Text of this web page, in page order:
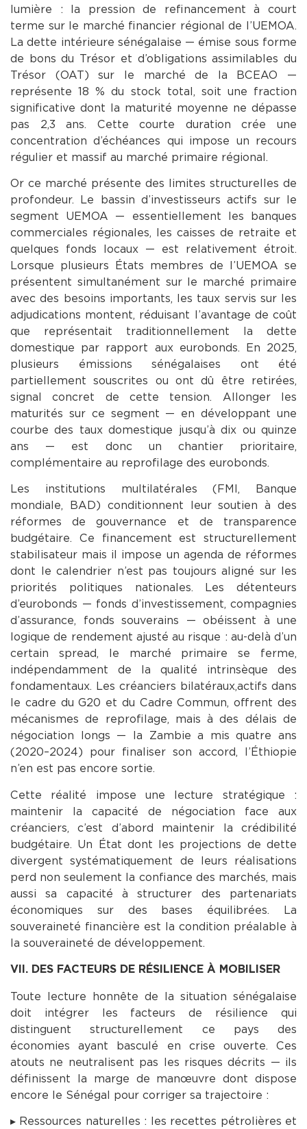
lumière : la pression de refinancement à court
terme sur le marché financier régional de l’UEMOA.
La dette intérieure sénégalaise — émise sous forme
de bons du Trésor et d’obligations assimilables du
Trésor (OAT) sur le marché de la BCEAO —
représente 18 % du stock total, soit une fraction
significative dont la maturité moyenne ne dépasse
pas 2,3 ans. Cette courte duration crée une
concentration d’échéances qui impose un recours
régulier et massif au marché primaire régional.
Or ce marché présente des limites structurelles de
profondeur. Le bassin d’investisseurs actifs sur le
segment UEMOA — essentiellement les banques
commerciales régionales, les caisses de retraite et
quelques fonds locaux — est relativement étroit.
Lorsque plusieurs États membres de l’UEMOA se
présentent simultanément sur le marché primaire
avec des besoins importants, les taux servis sur les
adjudications montent, réduisant l’avantage de coût
que représentait traditionnellement la dette
domestique par rapport aux eurobonds. En 2025,
plusieurs émissions sénégalaises ont été
partiellement souscrites ou ont dû être retirées,
signal concret de cette tension. Allonger les
maturités sur ce segment — en développant une
courbe des taux domestique jusqu’à dix ou quinze
ans — est donc un chantier prioritaire,
complémentaire au reprofilage des eurobonds.
Les institutions multilatérales (FMI, Banque
mondiale, BAD) conditionnent leur soutien à des
réformes de gouvernance et de transparence
budgétaire. Ce financement est structurellement
stabilisateur mais il impose un agenda de réformes
dont le calendrier n’est pas toujours aligné sur les
priorités politiques nationales. Les détenteurs
d’eurobonds — fonds d’investissement, compagnies
d’assurance, fonds souverains — obéissent à une
logique de rendement ajusté au risque : au-delà d’un
certain spread, le marché primaire se ferme,
indépendamment de la qualité intrinsèque des
fondamentaux. Les créanciers bilatéraux,actifs dans
le cadre du G20 et du Cadre Commun, offrent des
mécanismes de reprofilage, mais à des délais de
négociation longs — la Zambie a mis quatre ans
(2020–2024) pour finaliser son accord, l’Éthiopie
n’en est pas encore sortie.
Cette réalité impose une lecture stratégique :
maintenir la capacité de négociation face aux
créanciers, c’est d’abord maintenir la crédibilité
budgétaire. Un État dont les projections de dette
divergent systématiquement de leurs réalisations
perd non seulement la confiance des marchés, mais
aussi sa capacité à structurer des partenariats
économiques sur des bases équilibrées. La
souveraineté financière est la condition préalable à
la souveraineté de développement.
VII. DES FACTEURS DE RÉSILIENCE À MOBILISER
Toute lecture honnête de la situation sénégalaise
doit intégrer les facteurs de résilience qui
distinguent structurellement ce pays des
économies ayant basculé en crise ouverte. Ces
atouts ne neutralisent pas les risques décrits — ils
définissent la marge de manœuvre dont dispose
encore le Sénégal pour corriger sa trajectoire :
▸ Ressources naturelles : les recettes pétrolières et